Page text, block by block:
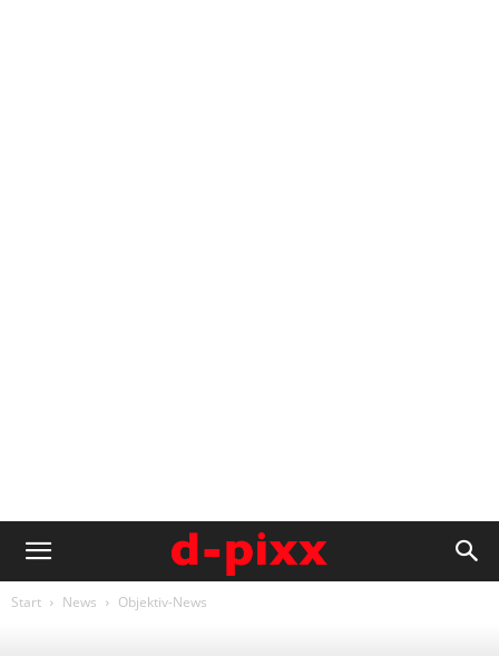
Start News Objektiv-News